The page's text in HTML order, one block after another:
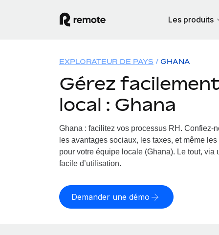
Les produits
EXPLORATEUR DE PAYS GHANA
Gérez facilement
local : Ghana
Ghana : facilitez vos processus RH. Confiez-
les avantages sociaux, les taxes, et même les
pour votre équipe locale (Ghana). Le tout, via
facile d’utilisation.
Demander une démo